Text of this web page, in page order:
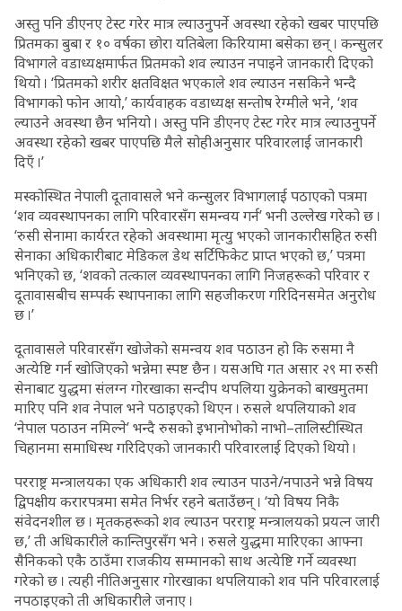
अस्तु पनि डीएनए टेस्ट गरेर मात्र ल्याउनुपर्ने अवस्था रहेको खबर पाएपछि
प्रितमका बुबा र १० वर्षका छोरा यतिबेला किरियामा बसेका छन् । कन्सुलर
विभागले वडाध्यक्षमार्फत प्रितमको शव ल्याउन नपाइने जानकारी दिएको
थियो । ‘प्रितमको शरीर क्षतविक्षत भएकाले शव ल्याउन नसकिने भन्दै
विभागको फोन आयो,’ कार्यवाहक वडाध्यक्ष सन्तोष रेग्मीले भने, ‘शव
ल्याउने अवस्था छैन भनियो । अस्तु पनि डीएनए टेस्ट गरेर मात्र ल्याउनुपर्ने
अवस्था रहेको खबर पाएपछि मैले सोहीअनुसार परिवारलाई जानकारी
दिएँ ।’
मस्कोस्थित नेपाली दूतावासले भने कन्सुलर विभागलाई पठाएको पत्रमा
‘शव व्यवस्थापनका लागि परिवारसँग समन्वय गर्न’ भनी उल्लेख गरेको छ ।
‘रुसी सेनामा कार्यरत रहेको अवस्थामा मृत्यु भएको जानकारीसहित रुसी
सेनाका अधिकारीबाट मेडिकल डेथ सर्टिफिकेट प्राप्त भएको छ,’ पत्रमा
भनिएको छ, ‘शवको तत्काल व्यवस्थापनका लागि निजहरूको परिवार र
दूतावासबीच सम्पर्क स्थापनाका लागि सहजीकरण गरिदिनसमेत अनुरोध
छ ।’
दूतावासले परिवारसँग खोजेको समन्वय शव पठाउन हो कि रुसमा नै
अत्येष्टि गर्न खोजिएको भन्नेमा स्पष्ट छैन । यसअघि गत असार २९ मा रुसी
सेनाबाट युद्धमा संलग्न गोरखाका सन्दीप थपलिया युक्रेनको बाखमुतमा
मारिए पनि शव नेपाल भने पठाइएको थिएन । रुसले थपलियाको शव
‘नेपाल पठाउन नमिल्ने’ भन्दै रुसको इभानोभोको नाभो–तालिस्टीस्थित
चिहानमा समाधिस्थ गरिदिएको जानकारी परिवारलाई दिएको थियो ।
परराष्ट्र मन्त्रालयका एक अधिकारी शव ल्याउन पाउने/नपाउने भन्ने विषय
द्विपक्षीय करारपत्रमा समेत निर्भर रहने बताउँछन् । ‘यो विषय निकै
संवेदनशील छ । मृतकहरूको शव ल्याउन परराष्ट्र मन्त्रालयको प्रयत्न जारी
छ,’ ती अधिकारीले कान्तिपुरसँग भने । रुसले युद्धमा मारिएका आफ्ना
सैनिकको एकै ठाउँमा राजकीय सम्मानको साथ अत्येष्टि गर्ने व्यवस्था
गरेको छ । त्यही नीतिअनुसार गोरखाका थपलियाको शव पनि परिवारलाई
नपठाइएको ती अधिकारीले जनाए ।